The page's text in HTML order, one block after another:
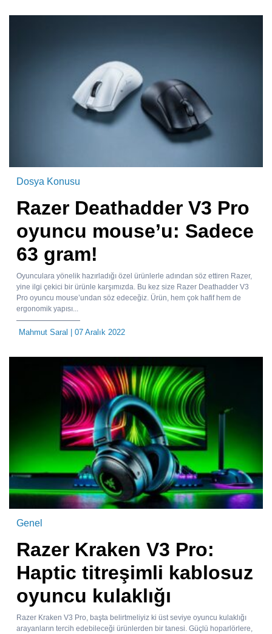
Dosya Konusu
Razer Deathadder V3 Pro
oyuncu mouse’u: Sadece
63 gram!
Oyunculara yönelik hazırladığı özel ürünlerle adından söz ettiren Razer,
yine ilgi çekici bir ürünle karşımızda. Bu kez size Razer Deathadder V3
Pro oyuncu mouse’undan söz edeceğiz. Ürün, hem çok hafif hem de
ergonomik yapısı...
Mahmut Saral | 07 Aralık 2022
Genel
Razer Kraken V3 Pro:
Haptic titreşimli kablosuz
oyuncu kulaklığı
Razer Kraken V3 Pro, başta belirtmeliyiz ki üst seviye oyuncu kulaklığı
arayanların tercih edebileceği ürünlerden bir tanesi. Güçlü hoparlörlere,